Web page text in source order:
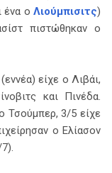
ένα οΛιούμπισιτς)
πιστώθηκαν ο
είχε ο Λιβάι,
και Πινέδα.
Τσούμπερ, 3/5 είχε
ο Ελίασον